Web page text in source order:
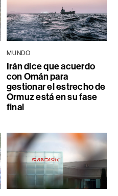
MUNDO
Irán dice que acuerdo
con Omán para
gestionar el estrecho de
Ormuz está en su fase
final